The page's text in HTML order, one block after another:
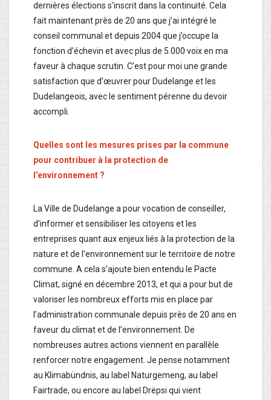
dernières élections s’inscrit dans la continuité. Cela
fait maintenant près de 20 ans que j’ai intégré le
conseil communal et depuis 2004 que j’occupe la
fonction d’échevin et avec plus de 5.000 voix en ma
faveur à chaque scrutin. C’est pour moi une grande
satisfaction que d’œuvrer pour Dudelange et les
Dudelangeois, avec le sentiment pérenne du devoir
accompli.
Quelles sont les mesures prises par la commune
pour contribuer à la protection de
l’environnement ?
La Ville de Dudelange a pour vocation de conseiller,
d’informer et sensibiliser les citoyens et les
entreprises quant aux enjeux liés à la protection de la
nature et de l’environnement sur le territoire de notre
commune. A cela s’ajoute bien entendu le Pacte
Climat, signé en décembre 2013, et qui a pour but de
valoriser les nombreux efforts mis en place par
l’administration communale depuis près de 20 ans en
faveur du climat et de l’environnement. De
nombreuses autres actions viennent en parallèle
renforcer notre engagement. Je pense notamment
au Klimabündnis, au label Naturgemeng, au label
Fairtrade, ou encore au label Drëpsi qui vient